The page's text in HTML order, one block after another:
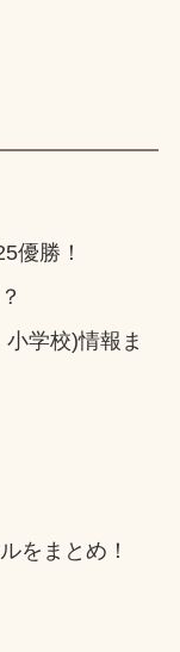
優勝！
学校)情報ま
をまとめ！